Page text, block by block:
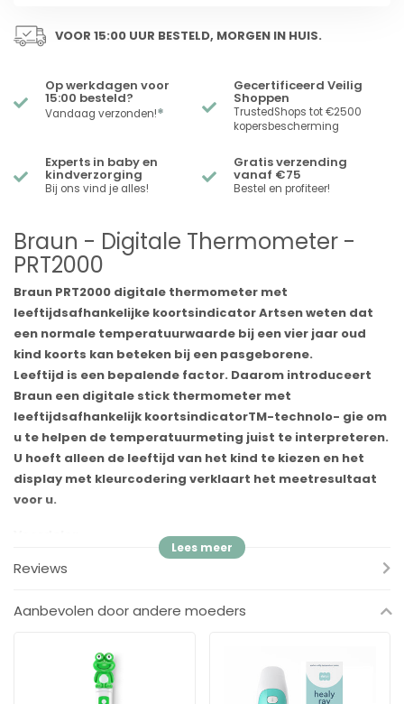
VOOR 15:00 UUR BESTELD, MORGEN IN HUIS.
Op werkdagen voor
15:00 besteld?
Vandaag verzonden!*
Gecertificeerd Veilig
Shoppen
TrustedShops tot €2500
kopersbescherming
Experts in baby en
kindverzorging
Bij ons vind je alles!
Gratis verzending
vanaf €75
Bestel en profiteer!
Braun - Digitale Thermometer -
PRT2000
Braun PRT2000 digitale thermometer met
leeftijdsafhankelijke koortsindicator Artsen weten dat
een normale temperatuurwaarde bij een vier jaar oud
kind koorts kan beteken bij een pasgeborene.
Leeftijd is een bepalende factor. Daarom introduceert
Braun een digitale stick thermometer met
leeftijdsafhankelijk koortsindicatorTM-technolo- gie om
u te helpen de temperatuurmeting juist te interpreteren.
U hoeft alleen de leeftijd van het kind te kiezen en het
display met kleurcodering verklaart het meetresultaat
voor u.
Instelling van de leeftijd voor Age Precision: 0 - 3 jaar, 3 - 36
jaar, 36+ en volwassenen
✓Flexibele meetpunt
Professionele precisie
Geheugenfunctie: indicatie van de laatste meetwaarde
Weergave in Celsius of Fahrenheit
Reviews
Aanbevolen door andere moeders